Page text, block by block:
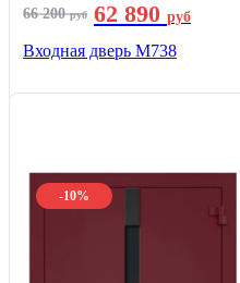
66 200руб 62 890 руб
Входная дверь М738
-10%